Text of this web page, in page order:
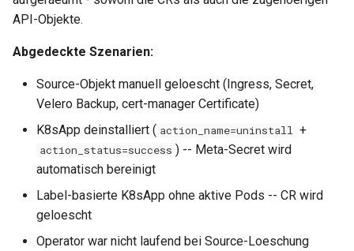
0.11.3
0.11.1
0.11.0
API-Objekte.
Abgedeckte Szenarien:
Source-Objekt manuell geloescht (Ingress, Secret,
Velero Backup, cert-manager Certificate)
K8sApp deinstalliert ( action_name=uninstall +
action_status=success ) -- Meta-Secret wird
automatisch bereinigt
Label-basierte K8sApp ohne aktive Pods -- CR wird
geloescht
Operator war nicht laufend bei Source-Loeschung